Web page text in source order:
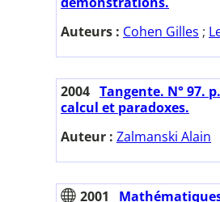
Auteurs : Cohen Gilles ;
2004 Tangente. N° 97.
calcul et paradoxes.
Auteur : Zalmanski Alain
2001